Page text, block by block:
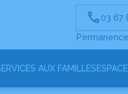
03 67
AUX FAMILLES